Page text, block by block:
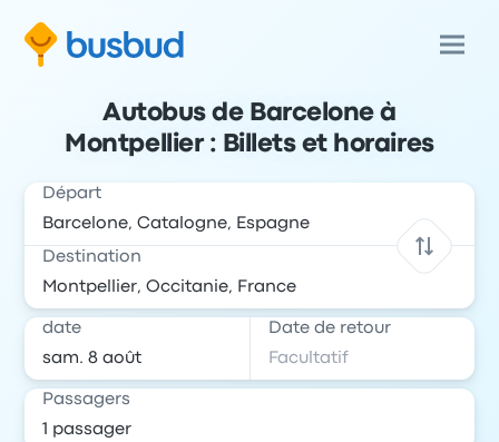
Autobus de Barcelone à
Montpellier : Billets et horaires
Départ
Destination
date Date de retour
Passagers